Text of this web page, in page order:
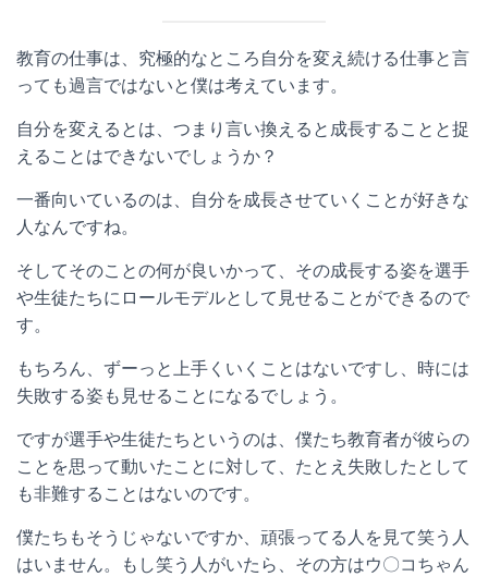
教育の仕事は、究極的なところ自分を変え続ける仕事と言
っても過言ではないと僕は考えています。
自分を変えるとは、つまり言い換えると成長することと捉
えることはできないでしょうか？
一番向いているのは、自分を成長させていくことが好きな
人なんですね。
そしてそのことの何が良いかって、その成長する姿を選手
や生徒たちにロールモデルとして見せることができるので
す。
もちろん、ずーっと上手くいくことはないですし、時には
失敗する姿も見せることになるでしょう。
ですが選手や生徒たちというのは、僕たち教育者が彼らの
ことを思って動いたことに対して、たとえ失敗したとして
も非難することはないのです。
僕たちもそうじゃないですか、頑張ってる人を見て笑う人
はいません。もし笑う人がいたら、その方はウ〇コちゃん